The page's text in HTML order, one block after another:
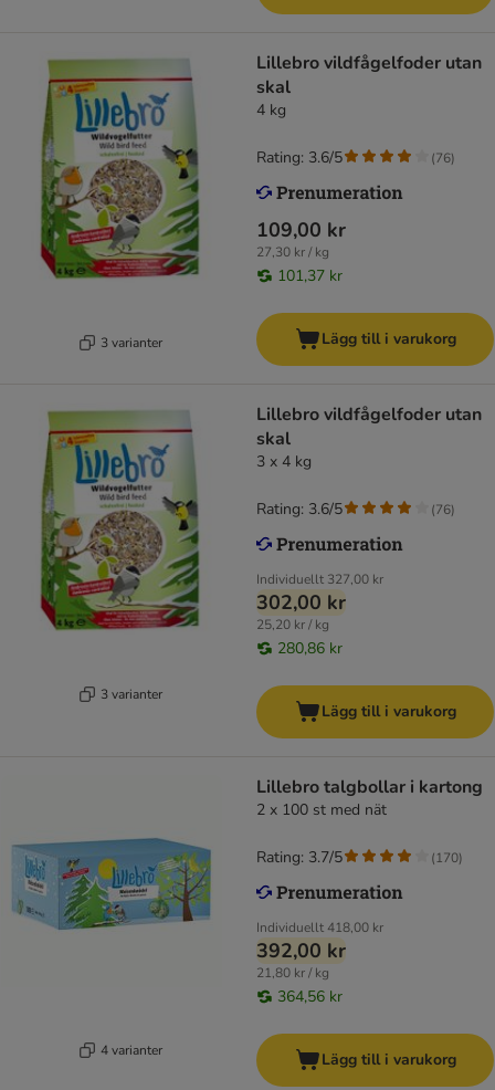
3 varianter
Lillebro vildfågelfoder utan
skal
4 kg
109,00 kr
27,30 kr / kg
101,37 kr
Rating: 3.6/5 (76)
Lägg till i varukorg
3 varianter
Lillebro vildfågelfoder utan
skal
3 x 4 kg
Individuellt 327,00 kr
302,00 kr
25,20 kr / kg
280,86 kr
Rating: 3.6/5 (76)
Lägg till i varukorg
4 varianter
Lillebro talgbollar i kartong
2 x 100 st med nät
Individuellt418,00 kr
392,00 kr
21,80 kr / kg
364,56 kr
Rating: 3.7/5 (170)
Lägg till i varukorg